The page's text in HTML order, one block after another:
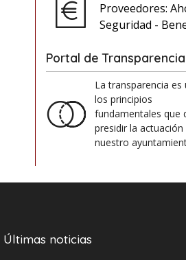
Proveedores:
Seguridad -
Portal de Transparencia
La transparencia es
los principios
fundamentales que
presidir la actuación
nuestro
Últimas noticias